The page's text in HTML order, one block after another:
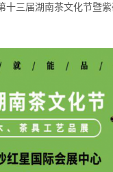
三届湖南茶文化节暨